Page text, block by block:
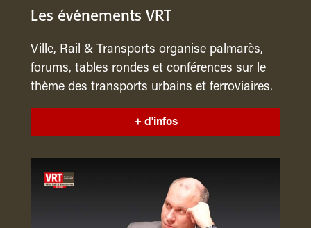
Les événements VRT
Ville, Rail & Transports organise palmarès,
forums, tables rondes et conférences sur le
thème des transports urbains et ferroviaires.
+ d'infos